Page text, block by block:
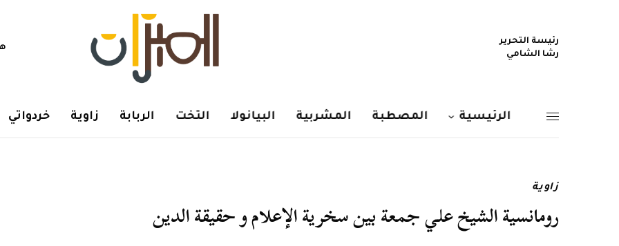
رئيسة التحرير
رشا الشامي
الرئيسية المصطبة المشربية البيانولا التخت الربابة زاوية خردواتي
زاوية
رومانسية الشيخ علي جمعة بين سخرية الإعلام و حقيقة الدين